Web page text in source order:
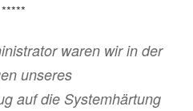
*****
waren wir in der
unseres
auf die Systemhärtung